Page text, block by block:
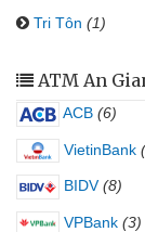
Tri Tôn (1)
ATM An
ACB (6)
VietinBank
BIDV (8)
VPBank (3)